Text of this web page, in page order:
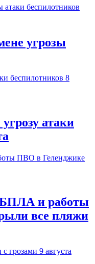
угрозы
атаки
БПЛА и работы
все пляжи